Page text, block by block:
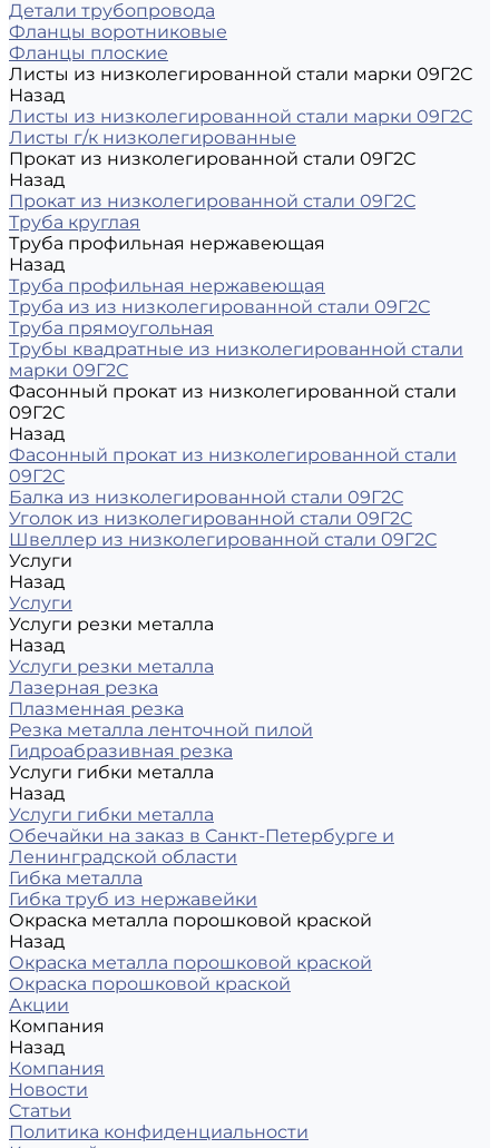
Детали трубопровода
Фланцы воротниковые
Фланцы плоские
Листы из низколегированной стали марки 09Г2С
Назад
Листы из низколегированной стали марки 09Г2С
Листы г/к низколегированные
Прокат из низколегированной стали 09Г2С
Назад
Прокат из низколегированной стали 09Г2С
Труба круглая
Труба профильная нержавеющая
Назад
Труба профильная нержавеющая
Труба из из низколегированной стали 09Г2С
Труба прямоугольная
Трубы квадратные из низколегированной стали
марки 09Г2С
Фасонный прокат из низколегированной стали
09Г2С
Назад
Фасонный прокат из низколегированной стали
09Г2С
Балка из низколегированной стали 09Г2С
Уголок из низколегированной стали 09Г2С
Швеллер из низколегированной стали 09Г2С
Услуги
Назад
Услуги
Услуги резки металла
Назад
Услуги резки металла
Лазерная резка
Плазменная резка
Резка металла ленточной пилой
Гидроабразивная резка
Услуги гибки металла
Назад
Услуги гибки металла
Обечайки на заказ в Санкт-Петербурге и
Ленинградской области
Гибка металла
Гибка труб из нержавейки
Окраска металла порошковой краской
Назад
Окраска металла порошковой краской
Окраска порошковой краской
Акции
Компания
Назад
Компания
Новости
Статьи
Политика конфиденциальности